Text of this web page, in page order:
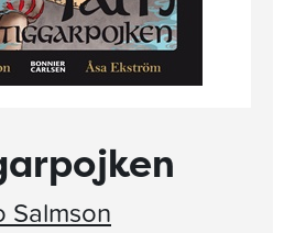
Salmson